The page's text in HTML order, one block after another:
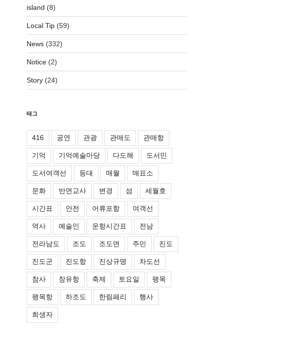
island (8)
Local Tip(59)
News(332)
Notice(2)
Story(24)
태그
416 공연 관광 관매도 관매항
기억 기억예술마당 다도해 도서민
도서여객선 등대 매월 매표소
문화 반면교사 변경 섬 세월호
시간표 안전 어류포항 여객선
역사 예술인 운항시간표 전남
전라남도 조도 조도면 주민 진도
진도군 진도항 진상규명 차도선
참사 창유항 축제 토요일 팽목
팽목항 하조도 한림페리 행사
희생자